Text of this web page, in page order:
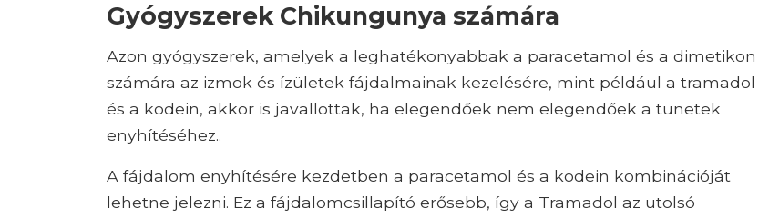
Gyógyszerek Chikungunya számára
Azon gyógyszerek, amelyek a leghatékonyabbak a paracetamol és a dimetikon
számára az izmok és ízületek fájdalmainak kezelésére, mint például a tramadol
és a kodein, akkor is javallottak, ha elegendőek nem elegendőek a tünetek
enyhítéséhez..
A fájdalom enyhítésére kezdetben a paracetamol és a kodein kombinációját
lehetne jelezni. Ez a fájdalomcsillapító erősebb, így a Tramadol az utolsó